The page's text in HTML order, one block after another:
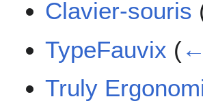
Clavier-souris
TypeFauvix (
Truly